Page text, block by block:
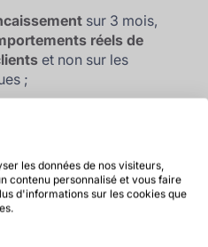
sur 3 mois,
réels de
et non sur les
;
des décisions sur des
l'état de votre
ni traitement manuel.
les données de nos visiteurs,
contenu personnalisé et vous faire
d'informations sur les cookies que